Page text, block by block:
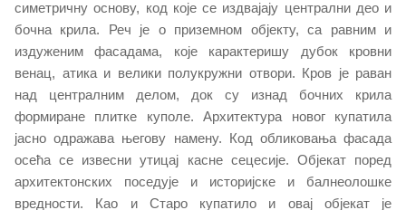
симетричну основу, код које се издвајају централни део и
бочна крила. Реч је о приземном објекту, са равним и
издуженим фасадама, које карактеришу дубок кровни
венац, атика и велики полукружни отвори. Кров је раван
над централним делом, док су изнад бочних крила
формиране плитке куполе. Архитектура новог купатила
јасно одражава његову намену. Код обликовања фасада
осећа се извесни утицај касне сецесије. Објекат поред
архитектонских поседује и историјске и балнеолошке
вредности. Као и Старо купатило и овај објекат је